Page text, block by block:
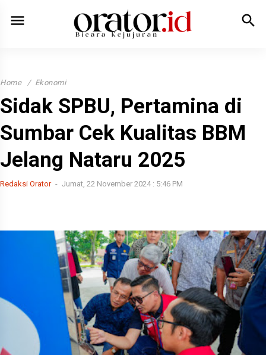
menu search
Home Ekonomi
Sidak SPBU, Pertamina di
Sumbar Cek Kualitas BBM
Jelang Nataru 2025
Redaksi Orator Jumat, 22 November 2024 : 5:46 PM